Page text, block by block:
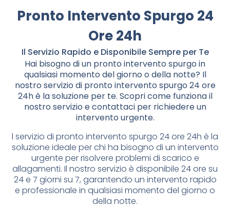
Pronto Intervento Spurgo 24
Ore 24h
Il Servizio Rapido e Disponibile Sempre per Te
Hai bisogno di un pronto intervento spurgo in
qualsiasi momento del giorno o della notte? Il
nostro servizio di pronto intervento spurgo 24 ore
24h è la soluzione per te. Scopri come funziona il
nostro servizio e contattaci per richiedere un
intervento urgente.
l servizio di pronto intervento spurgo 24 ore 24h è la
soluzione ideale per chi ha bisogno di un intervento
urgente per risolvere problemi di scarico e
allagamenti. Il nostro servizio è disponibile 24 ore su
24 e 7 giorni su 7, garantendo un intervento rapido
e professionale in qualsiasi momento del giorno o
della notte.